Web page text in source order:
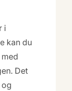
i
kan du
Det